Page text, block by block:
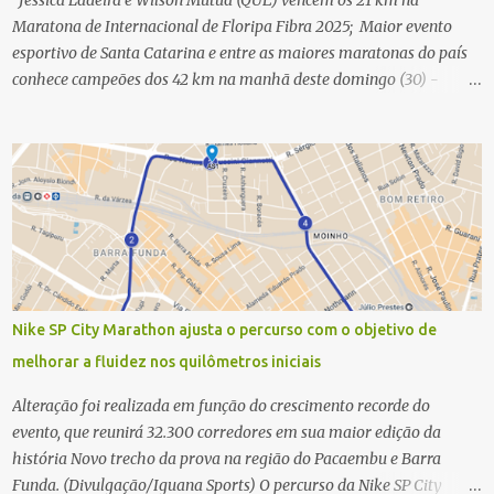
Maratona de Internacional de Floripa Fibra 2025; Maior evento
esportivo de Santa Catarina e entre as maiores maratonas do país
conhece campeões dos 42 km na manhã deste domingo (30) -
Floripa Fibra 2025. Na manhã deste sábado (30) foram conhecidos
os campeões dos 21 km do maior evento esportivo de Santa
Catarina. A mineira Jessica Ladeira e o queniano Wilson Mutua
foram os vencedores da meia maratona, ambos com a quebra de
recorde da prova. Neste domingo (31) será a vez da prova principal,
os 42,195 km da maratona, além da corrida de 5 KM. As largadas,
na Avenida Beira-Mar Norte, em Florianópolis, na altura do
Trapiche, começam às 5h10. Entre as maiores maratonas
brasileiras deste ano, a Maratona Internacional de Floripa Fibra
2025 reúne um total de 19.230 atletas. Além da meia marat...
Nike SP City Marathon ajusta o percurso com o objetivo de
melhorar a fluidez nos quilômetros iniciais
Alteração foi realizada em função do crescimento recorde do
evento, que reunirá 32.300 corredores em sua maior edição da
história Novo trecho da prova na região do Pacaembu e Barra
Funda. (Divulgação/Iguana Sports) O percurso da Nike SP City